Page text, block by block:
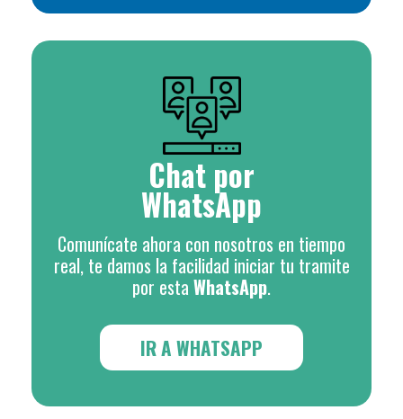
Chat por
WhatsApp
Comunícate ahora con nosotros en tiempo
real, te damos la facilidad iniciar tu tramite
por esta WhatsApp.
IR A WHATSAPP